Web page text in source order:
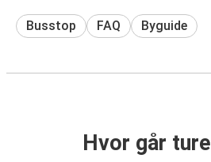
Busstop FAQ Byguide
Hvor går